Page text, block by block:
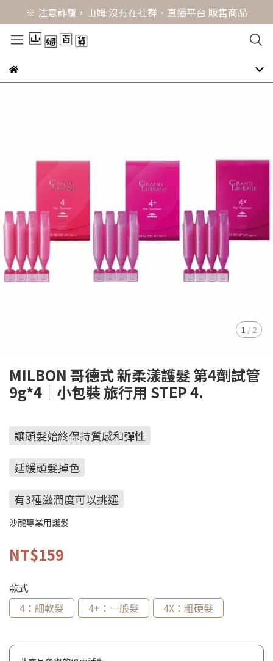
※ 注意詐騙，山姆 沒有在社群、直播平台 販售商品
1 / 2
MILBON 哥德式 新柔漾護髮 第4劑試管
9g*4｜小包裝 旅行用 STEP 4.
讓頭髮始終保持質感和彈性
延緩頭髮掉色
有3種滋潤度可以挑選
沙龍專業用護髮
NT$159
款式
4：細軟髮
4+：一般髮 4X：粗硬髮